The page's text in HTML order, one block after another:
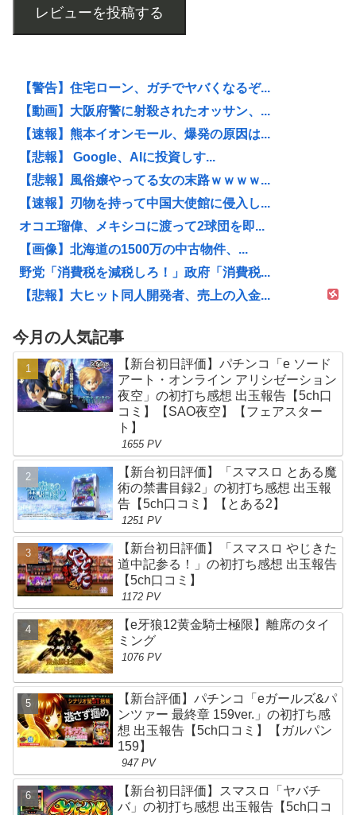
レビューを投稿する
【警告】住宅ローン、ガチでヤバくなるぞ...
【動画】大阪府警に射殺されたオッサン、...
【速報】熊本イオンモール、爆発の原因は...
【悲報】 Google、AIに投資しす...
【悲報】風俗嬢やってる女の末路ｗｗｗｗ...
【速報】刃物を持って中国大使館に侵入し...
オコエ瑠偉、メキシコに渡って2球団を即...
【画像】北海道の1500万の中古物件、...
野党「消費税を減税しろ！」政府「消費税...
【悲報】大ヒット同人開発者、売上の入金...
今月の人気記事
【新台初日評価】パチンコ「e ソード
アート・オンライン アリシゼーション
夜空」の初打ち感想 出玉報告【5ch口
コミ】【SAO夜空】【フェアスター
ト】
1655 PV
【新台初日評価】「スマスロ とある魔
術の禁書目録2」の初打ち感想 出玉報
告【5ch口コミ】【とある2】
1251 PV
【新台初日評価】「スマスロ やじきた
道中記参る！」の初打ち感想 出玉報告
【5ch口コミ】
1172 PV
【e牙狼12黄金騎士極限】離席のタイ
ミング
1076 PV
【新台評価】パチンコ「eガールズ&パ
ンツァー 最終章 159ver.」の初打ち感
想 出玉報告【5ch口コミ】【ガルパン
159】
947 PV
【新台初日評価】スマスロ「ヤバチ
バ」の初打ち感想 出玉報告【5ch口コ